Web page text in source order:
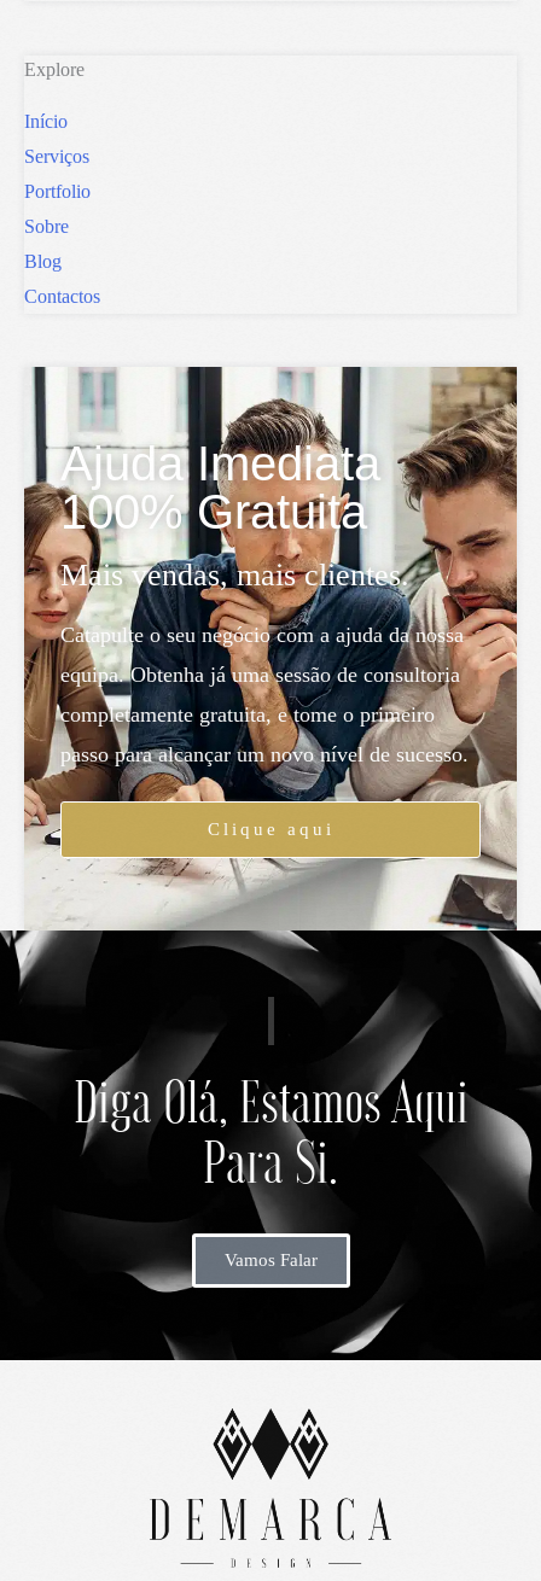
Explore
Início
Serviços
Portfolio
Sobre
Blog
Contactos
Ajuda Imediata
100% Gratuita
Mais vendas, mais clientes.
Catapulte o seu negócio com a ajuda da nossa
equipa. Obtenha já uma sessão de consultoria
completamente gratuita, e tome o primeiro
passo para alcançar um novo nível de sucesso.
Clique aqui
Diga Olá, Estamos Aqui
Para Si.
Vamos Falar